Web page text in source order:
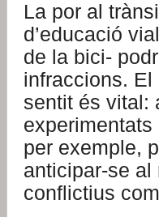
La por al
d’educació
de la bici-
infraccions.
sentit és vital:
per exemple,
anticipar-se
conflictius